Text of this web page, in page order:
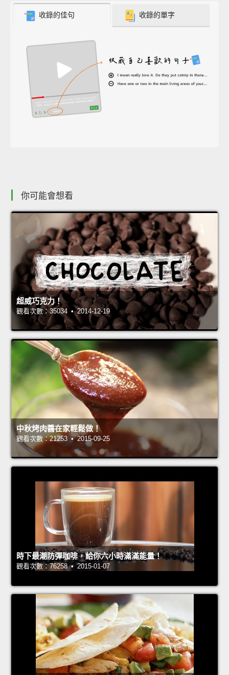
收錄的佳句 收錄的單字
你可能會想看
超威巧克力！
觀看次數：35034 • 2014-12-19
中秋烤肉醬在家輕鬆做！
觀看次數：21253 • 2015-09-25
時下最潮防彈咖啡，給你六小時滿滿能量！
觀看次數：76258 • 2015-01-07